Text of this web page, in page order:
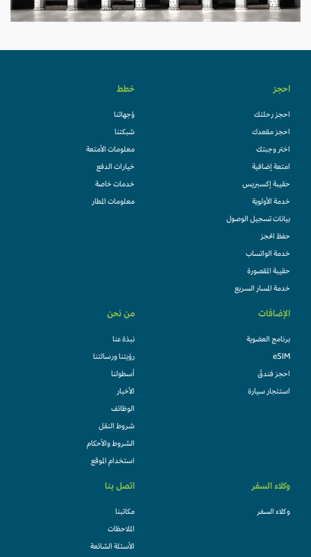
احجز
احجز رحلتك
احجز مقعدك
اختر وجبتك
امتعة إضافية
حقيبة إكسبريس
خدمة الأولوية
بيانات تسجيل الوصول
حفظ الحجز
خدمة الواتساب
حقيبة المقصورة
خدمة المسار السريع
خطط
وُجهاتنا
شبكتنا
معلومات الأمتعة
خيارات الدفع
خدمات خاصة
معلومات المطار
الإضافات
برنامج العضوية
eSIM
احجز فندقً
استئجار سيارة
من نحن
نبذة عنا
رؤيتنا ورسالتنا
أسطولنا
الأخبار
الوظائف
شروط النقل
الشروط والأحكام
استخدام الموقع
وكلاء السفر
وكلاء السفر
اتصل بنا
مكاتبنا
الملاحظات
الأسئلة الشائعة